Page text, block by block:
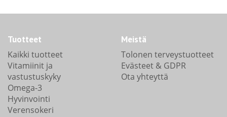
Tuotteet
Kaikki tuotteet
Vitamiinit ja
vastustuskyky
Omega-3
Hyvinvointi
Verensokeri
Meistä
Tolonen terveystuotteet
Evästeet & GDPR
Ota yhteyttä